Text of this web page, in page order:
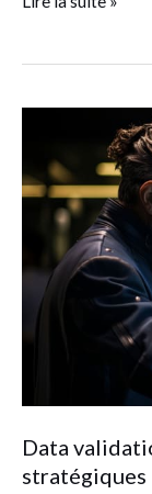
Data
stratégiques
manager
missions
et
enjeux
stratégiques